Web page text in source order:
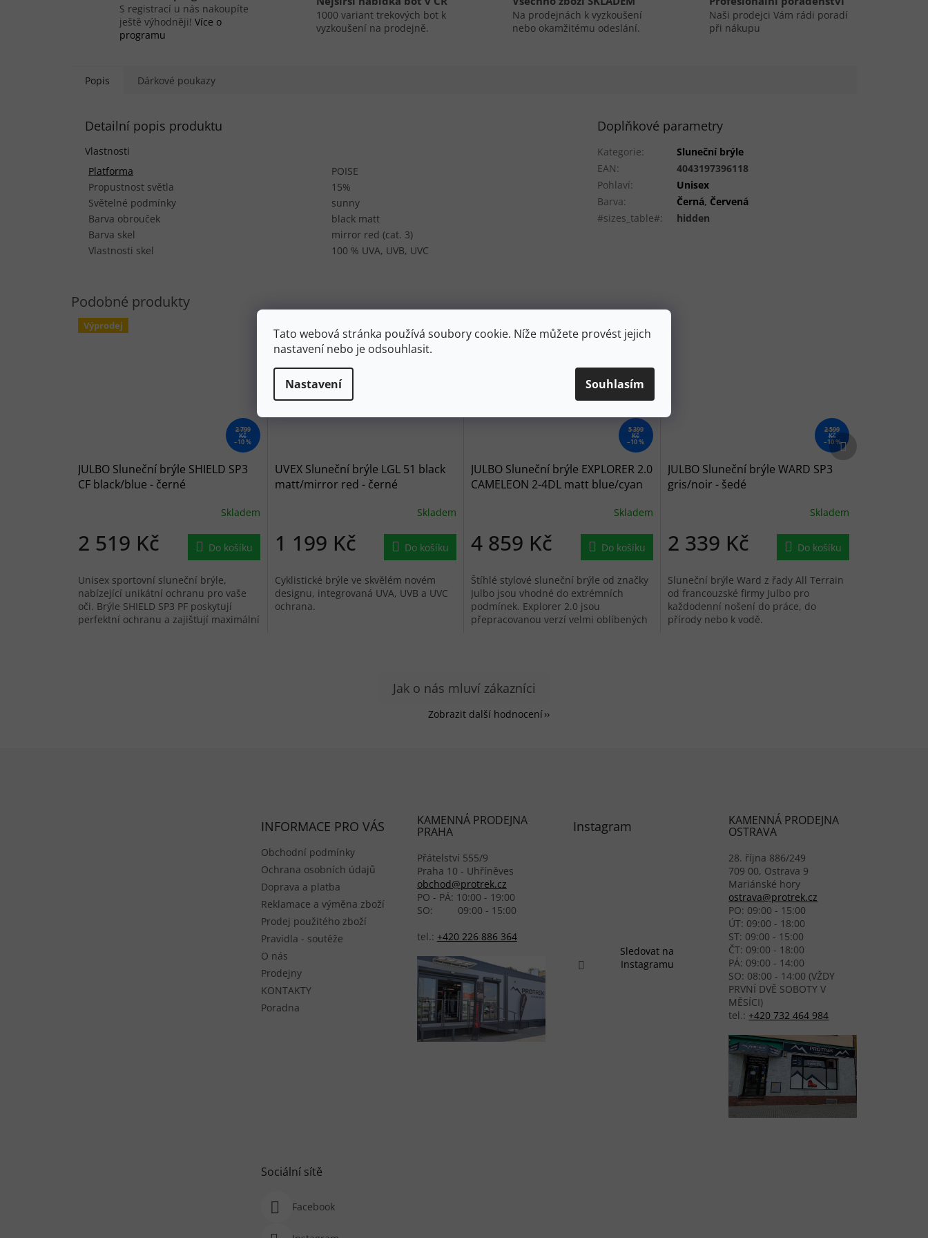
Tato webová stránka používá soubory cookie. Níže můžete provést jejich
nastavení nebo je odsouhlasit.
Nastavení Souhlasím
S registrací u nás nakoupíte
ještě výhodněji! Více o
programu
1000 variant trekových bot k
vyzkoušení na prodejně.
Na prodejnách k vyzkoušení
nebo okamžitému odeslání.
Naši prodejci Vám rádi poradí
při nákupu
Popis Dárkové poukazy
Detailní popis produktu
Vlastnosti
Platforma
POISE
Propustnost světla
15%
Světelné podmínky
sunny
Barva obrouček
black matt
Barva skel
mirror red (cat. 3)
Vlastnosti skel
100 % UVA, UVB, UVC
Doplňkové parametry
Kategorie:
Sluneční brýle
EAN:
4043197396118
Pohlaví:
Unisex
Barva: Černá, Červená
#sizes_table#: hidden
Výprodej
2 799
Kč
–10 %
JULBO Sluneční brýle SHIELD SP3
CF black/blue - černé
Skladem
2 519 Kč Do košíku
Unisex sportovní sluneční brýle,
nabízející unikátní ochranu pro vaše
oči. Brýle SHIELD SP3 PF poskytují
perfektní ochranu a zajišťují maximální
UVEX Sluneční brýle LGL 51 black
matt/mirror red - černé
Skladem
1 199 Kč Do košíku
Cyklistické brýle ve skvělém novém
designu, integrovaná UVA, UVB a UVC
ochrana.
5 399
Kč
–10 %
JULBO Sluneční brýle EXPLORER 2.0
CAMELEON 2-4DL matt blue/cyan
Skladem
4 859 Kč Do košíku
Štíhlé stylové sluneční brýle od značky
Julbo jsou vhodné do extrémních
podmínek. Explorer 2.0 jsou
přepracovanou verzí velmi oblíbených
2 599
Kč
–10 %
JULBO Sluneční brýle WARD SP3
gris/noir - šedé
Skladem
2 339 Kč Do košíku
Sluneční brýle Ward z řady All Terrain
od francouzské firmy Julbo pro
každodenní nošení do práce, do
přírody nebo k vodě.
Další produkt
Zobrazit další hodnocení
INFORMACE PRO VÁS
Obchodní podmínky
Ochrana osobních údajů
Doprava a platba
Reklamace a výměna zboží
Prodej použitého zboží
Pravidla - soutěže
O nás
Prodejny
KONTAKTY
Poradna
KAMENNÁ PRODEJNA
PRAHA
Přátelství 555/9
Praha 10 - Uhříněves
obchod@protrek.cz
PO - PÁ: 10:00 - 19:00
SO: 09:00 - 15:00
tel.: +420 226 886 364
Instagram
Sledovat na
Instagramu
KAMENNÁ PRODEJNA
OSTRAVA
28. října 886/249
709 00, Ostrava 9
Mariánské hory
ostrava@protrek.cz
PO: 09:00 - 15:00
ÚT: 09:00 - 18:00
ST: 09:00 - 15:00
ČT: 09:00 - 18:00
PÁ: 09:00 - 14:00
SO: 08:00 - 14:00 (VŽDY
PRVNÍ DVĚ SOBOTY V
MĚSÍCI)
tel.:+420 732 464 984
Sociální sítě
Facebook